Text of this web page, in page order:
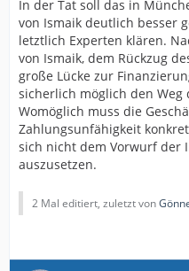
In der Tat soll das in
von Ismaik deutlich besser
letztlich Experten klären.
von Ismaik, dem Rückzug
große Lücke zur
sicherlich möglich den Weg
Womöglich muss die
Zahlungsunfähigkeit
sich nicht dem Vorwurf der
auszusetzen.
2 Mal editiert, zuletzt von